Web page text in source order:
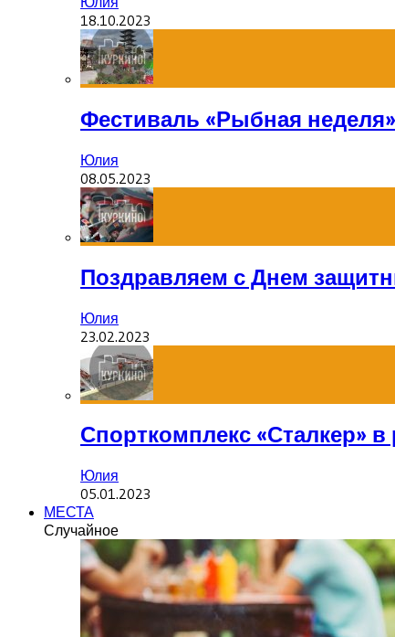
18.10.2023
Фестиваль «Рыбная
Юлия
08.05.2023
Поздравляем с Днем
Юлия
23.02.2023
Спорткомплекс «Сталкер»
Юлия
05.01.2023
МЕСТА
Случайное